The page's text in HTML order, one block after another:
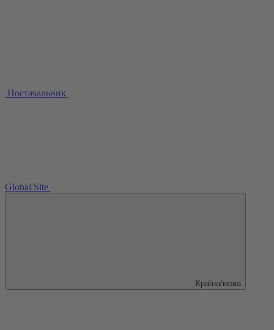
Постачальник
Global Site
Країна/мова